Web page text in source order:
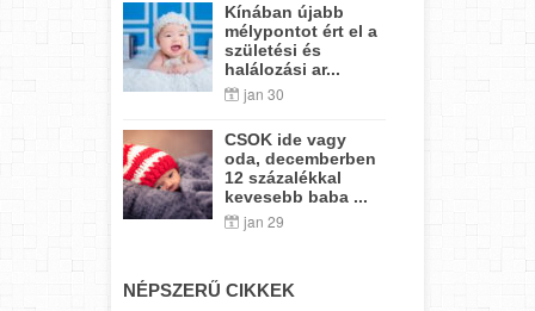
Kínában újabb
mélypontot ért el a
születési és
halálozási ar...
jan 30
CSOK ide vagy
oda, decemberben
12 százalékkal
kevesebb baba ...
jan 29
NÉPSZERŰ CIKKEK